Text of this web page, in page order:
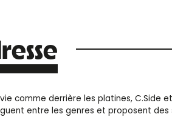
comme derrière les platines, C.Side
entre les genres et proposent